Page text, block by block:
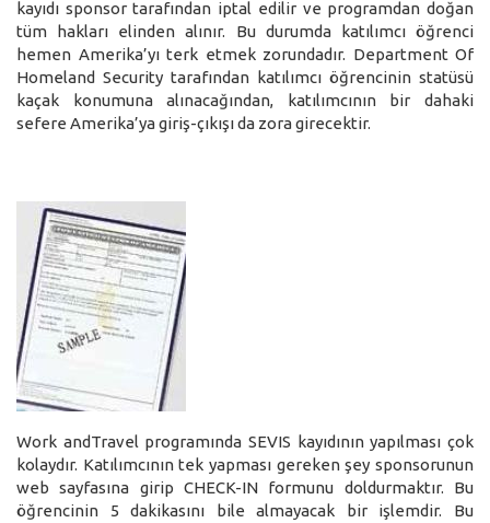
kayıdı sponsor tarafından iptal edilir ve programdan doğan
tüm hakları elinden alınır. Bu durumda katılımcı öğrenci
hemen Amerika’yı terk etmek zorundadır. Department Of
Homeland Security tarafından katılımcı öğrencinin statüsü
kaçak konumuna alınacağından, katılımcının bir dahaki
sefere Amerika’ya giriş-çıkışı da zora girecektir.
Work andTravel programında SEVIS kayıdının yapılması çok
kolaydır. Katılımcının tek yapması gereken şey sponsorunun
web sayfasına girip CHECK-IN formunu doldurmaktır. Bu
öğrencinin 5 dakikasını bile almayacak bir işlemdir. Bu